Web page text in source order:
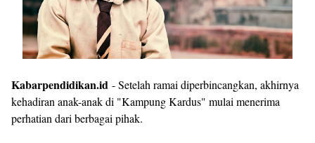
Kabarpendidikan.id - Setelah ramai diperbincangkan, akhirnya
kehadiran anak-anak di "Kampung Kardus" mulai menerima
perhatian dari berbagai pihak.